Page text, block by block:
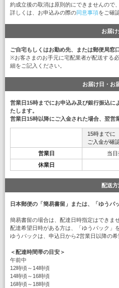
約成立後の取消は原則的にできませんので
詳しくは、お申込みの際の同意事項をご確
お届け
ご自宅もしくはお勤め先、または郵便局窓
※お客さまのお手元に宅配業者が配送する
細をご記入ください。
お届け日・お
営業日15時までにお申込み及び銀行振込に
たします。
営業日15時以降にご入金された場合、翌営
15時までに
ご入金が確
営業日
当日
休業日
配送方
日本郵便の「簡易書留」または、「ゆうパ
簡易書留の場合は、配達日時指定はできませ
配達希望日時がある方は、「ゆうパック」
ゆうパックは、申込日から2営業日以降の
＜配達時間帯の目安＞
午前中
12時頃～14時頃
14時頃～16時頃
16時頃～18時頃